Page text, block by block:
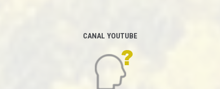
CANAL YOUTUBE